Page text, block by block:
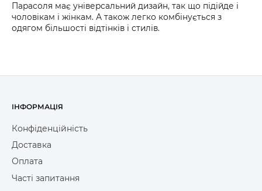
Парасоля має універсальний дизайн, так що підійде і
чоловікам і жінкам. А також легко комбінується з
одягом більшості відтінків і стилів.
ІНФОРМАЦІЯ
Конфіденційність
Доставка
Оплата
Часті запитання